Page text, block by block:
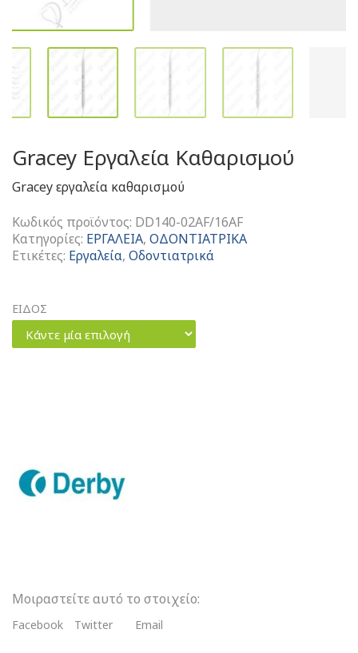
Gracey Εργαλεία Καθαρισμού
Gracey εργαλεία καθαρισμού
Κωδικός προϊόντος: DD140-02AF/16AF
Κατηγορίες: ΕΡΓΑΛΕΙΑ, ΟΔΟΝΤΙΑΤΡΙΚΑ
Ετικέτες: Εργαλεία, Οδοντιατρικά
ΕΙΔΟΣ
Κάντε μία επιλογή
Μοιραστείτε αυτό το στοιχείο:
Facebook Twitter Email